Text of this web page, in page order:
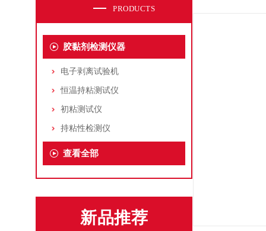
PRODUCTS
胶黏剂检测仪器
电子剥离试验机
恒温持粘测试仪
初粘测试仪
持粘性检测仪
查看全部
新品推荐